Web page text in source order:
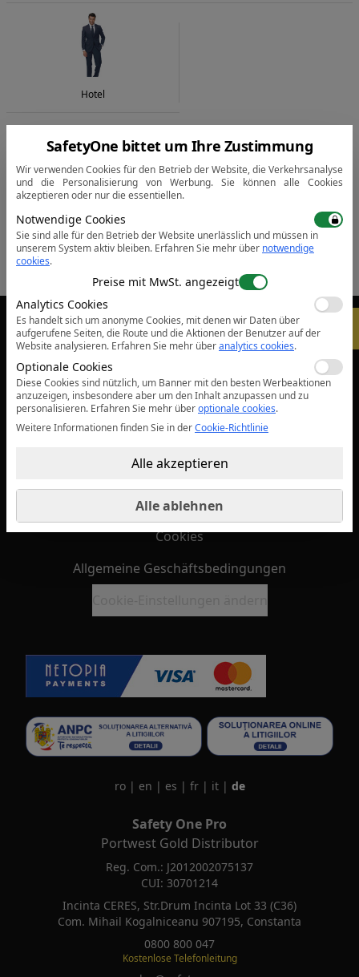
Hotel
komplett anzeigen
sales@safetyone.ro
Unternehmen
Rechtliche Hinweise
Datenschutz
Cookies
Allgemeine Geschäftsbedingungen
ro | en | es | fr | it | de
Safety One Pro
Portwest Gold Distributor
Reg. Com.: J2012002075137
CUI: 30701214
Incinta CERES, Str.Drum Incinta Lot 33 (C36)
Com. Mihail Kogalniceanu 907195, Constanta
0800 800 047
Kostenlose Telefonleitung
SafetyOne bittet um Ihre Zustimmung
Wir verwenden Cookies für den Betrieb der Website, die Verkehrsanalyse
und die Personalisierung von Werbung. Sie können alle Cookies
akzeptieren oder nur die essentiellen.
Notwendige Cookies
Sie sind alle für den Betrieb der Website unerlässlich und müssen in
unserem System aktiv bleiben. Erfahren Sie mehr über notwendige
cookies.
Preise mit MwSt. angezeigt
Analytics Cookies
Es handelt sich um anonyme Cookies, mit denen wir Daten über
aufgerufene Seiten, die Route und die Aktionen der Benutzer auf der
Website analysieren. Erfahren Sie mehr überanalytics cookies.
Optionale Cookies
Diese Cookies sind nützlich, um Banner mit den besten Werbeaktionen
anzuzeigen, insbesondere aber um den Inhalt anzupassen und zu
personalisieren. Erfahren Sie mehr überoptionale cookies.
Weitere Informationen finden Sie in derCookie-Richtlinie
Alle ablehnen
Alle akzeptieren